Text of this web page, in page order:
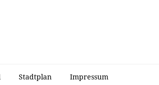
Stadtplan Impressum